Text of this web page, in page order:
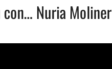
Nuria Moliner